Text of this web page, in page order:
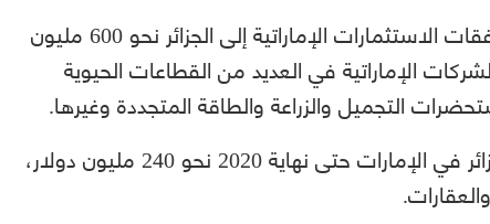
وعلى صعيد الاستثمار، بلغ إجمالي تدفقات الاستثمارات الإماراتية إلى الجزائر نحو 600 مليون
حيث تستثمر الشركات الإماراتية في العديد من القطاعات الحيوية
التجميل والزراعة والطاقة المتجددة وغيرها.
وفي المقابل بلغ رصيد استثمارات الجزائر في الإمارات حتى نهاية 2020 نحو 240 مليون دولار،